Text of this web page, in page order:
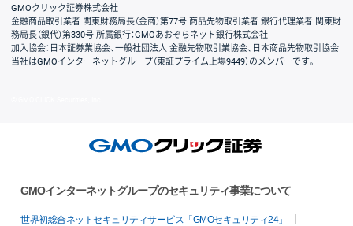
GMOクリック証券株式会社
金融商品取引業者 関東財務局長（金商）第77号 商品先物取引業者 銀行代理業者 関東財
務局長（銀代）第330号 所属銀行：GMOあおぞらネット銀行株式会社
加入協会：日本証券業協会、一般社団法人 金融先物取引業協会、日本商品先物取引協会
当社はGMOインターネットグループ（東証プライム上場9449）のメンバーです。
GMOインターネットグループのセキュリティ事業について
世界初総合ネットセキュリティサービス「GMOセキュリティ24」